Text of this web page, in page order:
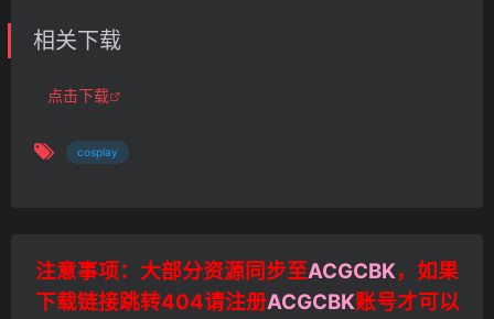
相关下载
点击下载
cosplay
注意事项：大部分资源同步至ACGCBK，如果
下载链接跳转404请注册ACGCBK账号才可以